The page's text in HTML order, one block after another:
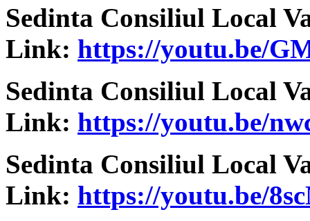
Sedinta Consiliul Local
Link: https://youtu.be/
Sedinta Consiliul Local
Link: https://youtu.be/
Sedinta Consiliul Local
Link: https://youtu.be/